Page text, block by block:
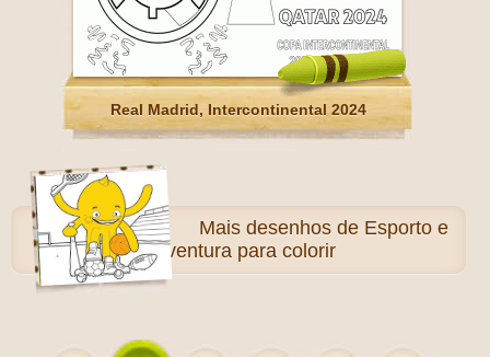
Real Madrid, Intercontinental 2024
Mais desenhos de Esporto e
Aventura para colorir